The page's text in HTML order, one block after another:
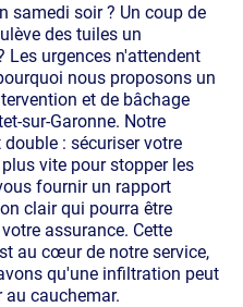
samedi soir ? Un coup de
des tuiles un
Les urgences n'attendent
nous proposons un
et de bâchage
sur-Garonne. Notre
: sécuriser votre
vite pour stopper les
fournir un rapport
clair qui pourra être
assurance. Cette
au cœur de notre service,
qu'une infiltration peut
au cauchemar.